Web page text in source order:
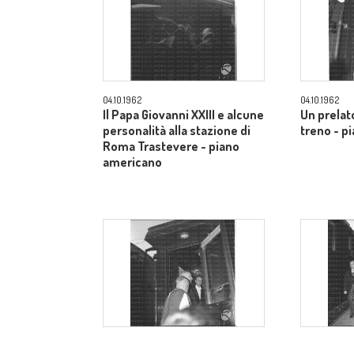
04.10.1962
Il Papa Giovanni XXIII e alcune
personalità alla stazione di
Roma Trastevere - piano
americano
04.10.1962
Un
treno -